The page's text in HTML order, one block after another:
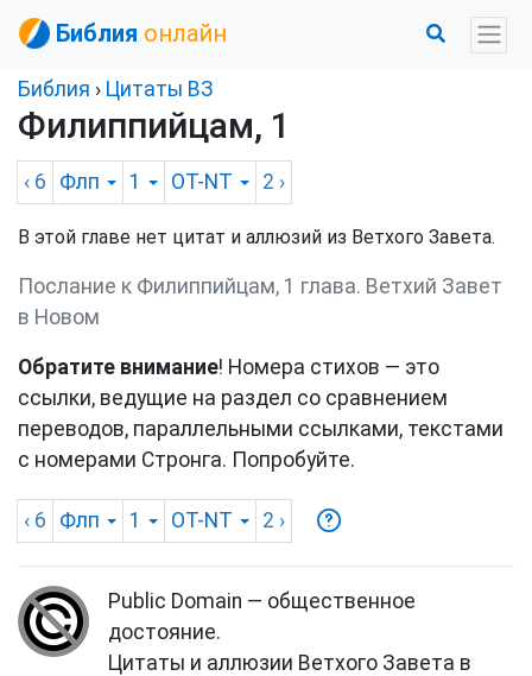
Библия онлайн
Библия › Цитаты ВЗ
Филиппийцам, 1
‹ 6 Флп 1 OT-NT 2 ›
В этой главе нет цитат и аллюзий из Ветхого Завета.
Послание к Филиппийцам, 1 глава. Ветхий Завет
в Новом
Обратите внимание! Номера стихов — это
ссылки, ведущие на раздел со сравнением
переводов, параллельными ссылками, текстами
с номерами Стронга. Попробуйте.
‹ 6 Флп 1 OT-NT 2 ›
Public Domain — общественное
достояние.
Цитаты и аллюзии Ветхого Завета в